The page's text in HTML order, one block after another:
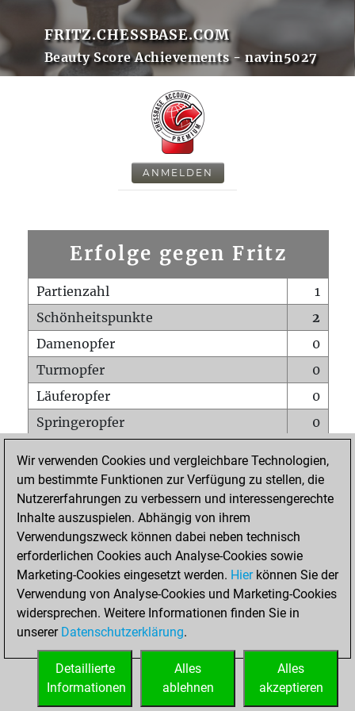
FRITZ.CHESSBASE.COM
Beauty Score Achievements - navin5027
ANMELDEN
Erfolge gegen Fritz
Partienzahl
1
Schönheitspunkte
2
Damenopfer
0
Turmopfer
0
Läuferopfer
0
Springeropfer
0
Matt auf vollem Brett
0
Bauer setzt Matt
0
Erstickte Matts
Unterverwandlungen
Türme auf der siebten
0
STARTSEITE
Wir verwenden Cookies und vergleichbare Technologien,
um bestimmte Funktionen zur Verfügung zu stellen, die
Nutzererfahrungen zu verbessern und interessengerechte
Inhalte auszuspielen. Abhängig von ihrem
Verwendungszweck können dabei neben technisch
erforderlichen Cookies auch Analyse-Cookies sowie
Marketing-Cookies eingesetzt werden. Hierkönnen Sie der
Verwendung von Analyse-Cookies und Marketing-Cookies
widersprechen. Weitere Informationen finden Sie in
unserer Datenschutzerklärung.
Alles
akzeptieren
Alles
ablehnen
Detaillierte
Informationen